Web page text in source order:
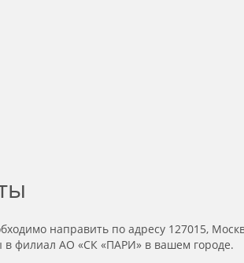
направить по адресу 127015,
филиал АО «СК «ПАРИ» в вашем городе.